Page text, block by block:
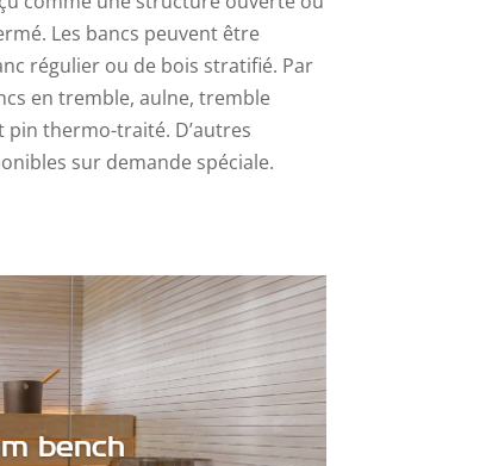
Les bancs peuvent être
régulier ou de bois stratifié. Par
en tremble, aulne, tremble
thermo-traité. D’autres
sur demande spéciale.
bench